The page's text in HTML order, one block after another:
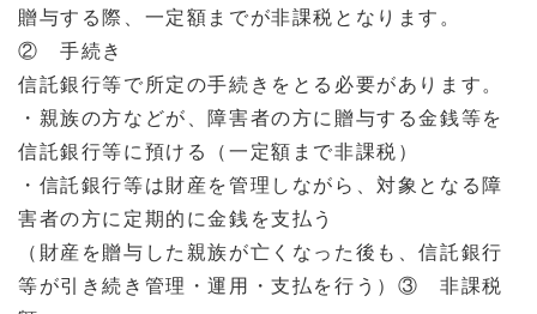
贈与する際、一定額までが非課税となります。
② 手続き
信託銀行等で所定の手続きをとる必要があります。
・親族の方などが、障害者の方に贈与する金銭等を
信託銀行等に預ける（一定額まで非課税）
・信託銀行等は財産を管理しながら、対象となる障
害者の方に定期的に金銭を支払う
（財産を贈与した親族が亡くなった後も、信託銀行
等が引き続き管理・運用・支払を行う） ③ 非課税